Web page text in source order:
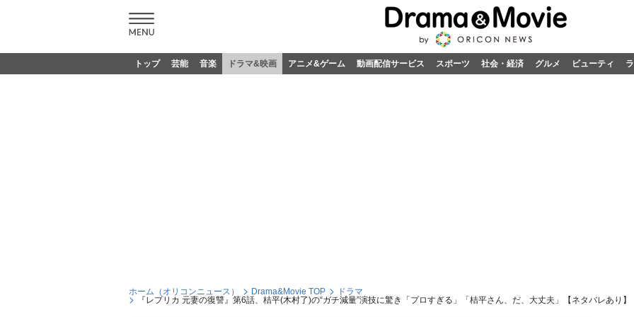
トップ 芸能 音楽 ドラマ&映画 アニメ&ゲーム 動画配信サービス スポーツ 社会・経済 グルメ ビューティ
ホーム（オリコンニュース） Drama&Movie TOP
ドラマ
『レプリカ 元妻の復讐』第6話、桔平(木村了)の“ガチ減量”演技に驚き「プロすぎる」「桔平さん、だ、大丈夫」【ネタバレあり】